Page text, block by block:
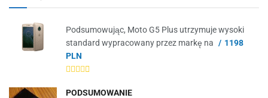
Podsumowując, Moto G5 Plus utrzymuje wysoki
standard wypracowany przez markę na
1198
PLN
PODSUMOWANIE